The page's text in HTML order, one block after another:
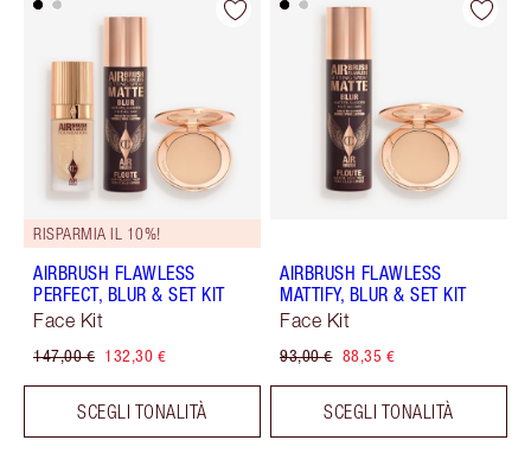
RISPARMIA IL 10%!
AIRBRUSH FLAWLESS
PERFECT, BLUR & SET KIT
Face Kit
147,00 € 132,30 €
SCEGLI TONALITÀ
AIRBRUSH FLAWLESS
MATTIFY, BLUR & SET KIT
Face Kit
93,00 € 88,35 €
SCEGLI TONALITÀ